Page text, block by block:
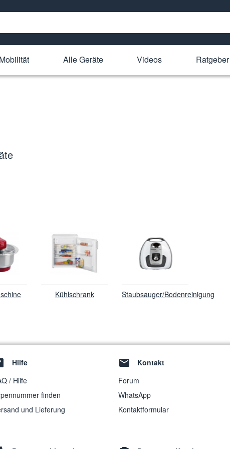
Alle Geräte Videos Ratgeber
Kühlschrank Staubsauger/Bodenreinigung
Hilfe
/ Hilfe
finden
und Lieferung
Kontakt
Forum
WhatsApp
Kontaktformular